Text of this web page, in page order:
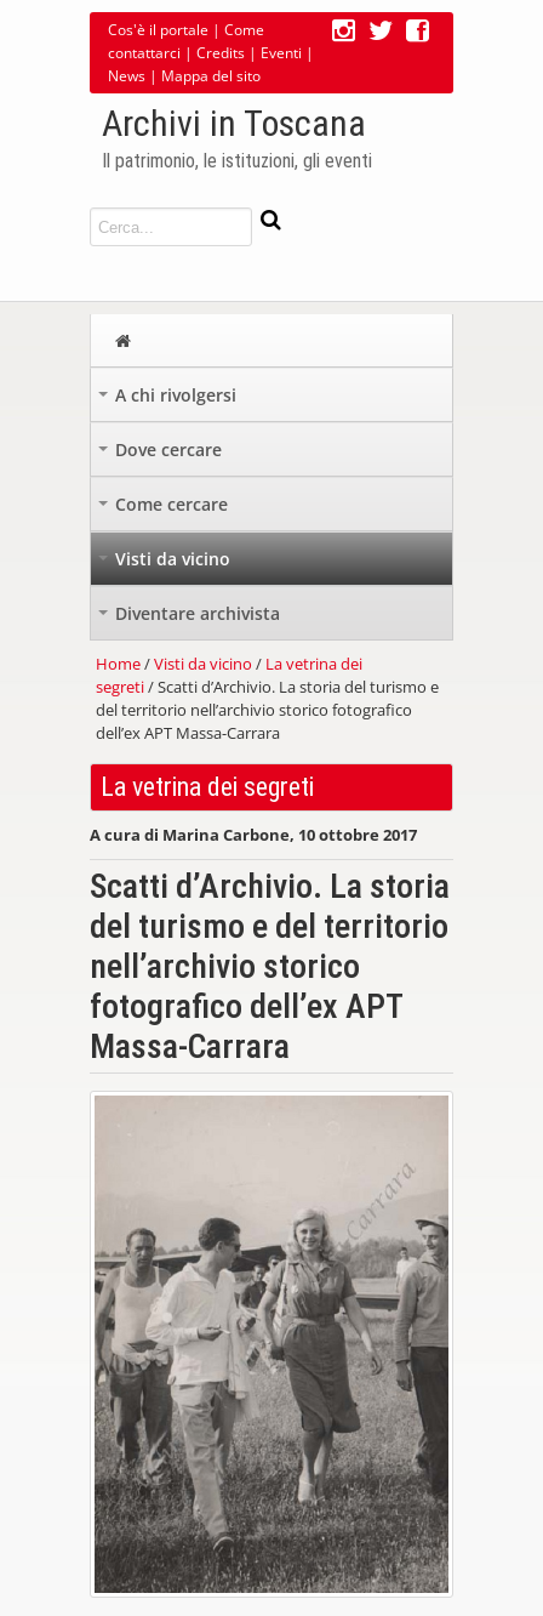
Cos'è il portale | Come
contattarci | Credits | Eventi |
News | Mappa del sito
Archivi in Toscana
Il patrimonio, le istituzioni, gli eventi
A chi rivolgersi
Dove cercare
Come cercare
Visti da vicino
Diventare archivista
Home/Visti da vicino / La vetrina dei
segreti/ Scatti d’Archivio. La storia del turismo e
del territorio nell’archivio storico fotografico
dell’ex APT Massa-Carrara
La vetrina dei segreti
A cura di Marina Carbone, 10 ottobre 2017
Scatti d’Archivio. La storia
del turismo e del territorio
nell’archivio storico
fotografico dell’ex APT
Massa-Carrara